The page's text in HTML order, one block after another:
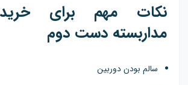
نکات مهم برای
مداربسته دست دوم
سالم بودن دوربین